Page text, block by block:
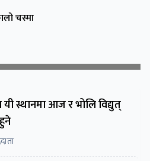
चस्मा
स्थानमा आज र भोलि विद्युत्